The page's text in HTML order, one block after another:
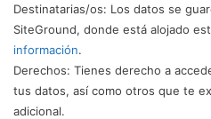
Destinatarias/os: Los datos se
SiteGround, donde está alojado
información.
Derechos: Tienes derecho a
tus datos, así como otros que te
adicional.